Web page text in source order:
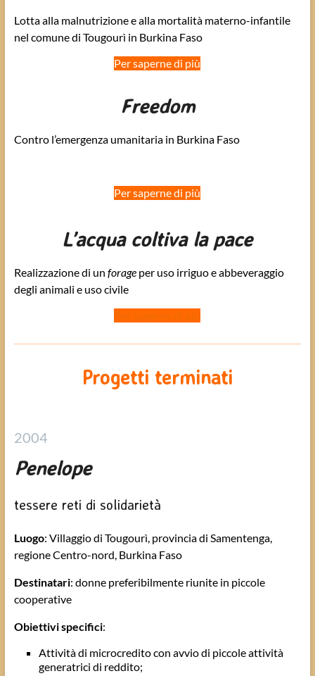
Lotta alla malnutrizione e alla mortalità materno-infantile
nel comune di Tougourì in Burkina Faso
Per saperne di più
Freedom
Contro l’emergenza umanitaria in Burkina Faso
Per saperne di più
L’acqua coltiva la pace
Realizzazione di un forageper uso irriguo e abbeveraggio
degli animali e uso civile
Progetti terminati
2004
Penelope
tessere reti di solidarietà
Luogo: Villaggio di Tougourì, provincia di Samentenga,
regione Centro-nord, Burkina Faso
Destinatari: donne preferibilmente riunite in piccole
cooperative
Obiettivi specifici:
Attività di microcredito con avvio di piccole attività
generatrici di reddito;